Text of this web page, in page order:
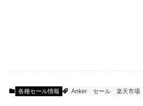
各種セール情報 Anker セール 楽天市場